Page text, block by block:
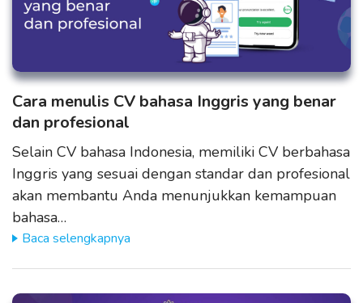
Cara menulis CV bahasa Inggris yang benar
dan profesional
Selain CV bahasa Indonesia, memiliki CV berbahasa
Inggris yang sesuai dengan standar dan profesional
akan membantu Anda menunjukkan kemampuan
bahasa…
Baca selengkapnya